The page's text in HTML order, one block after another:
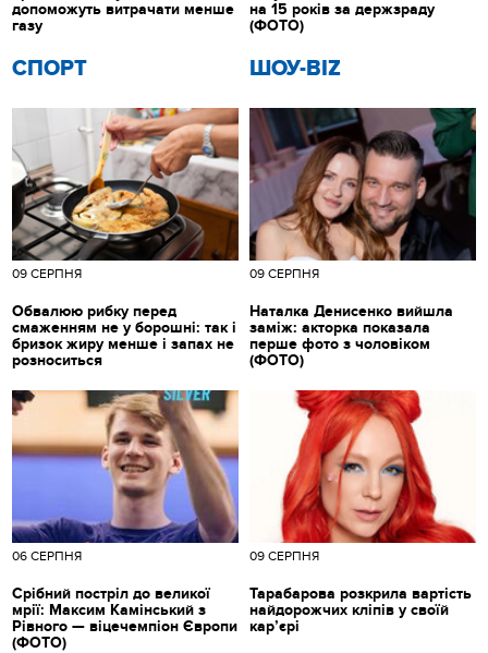
СПОРТ
09 СЕРПНЯ
Обвалюю рибку перед
смаженням не у борошні: так і
бризок жиру менше і запах не
розноситься
ШОУ-BIZ
09 СЕРПНЯ
Наталка Денисенко вийшла
заміж: акторка показала
перше фото з чоловіком
(ФОТО)
допоможуть витрачати менше
газу
на 15 років за держзраду
(ФОТО)
06 СЕРПНЯ
Срібний постріл до великої
мрії: Максим Камінський з
Рівного — віцечемпіон Європи
(ФОТО)
09 СЕРПНЯ
Тарабарова розкрила вартість
найдорожчих кліпів у своїй
кар’єрі